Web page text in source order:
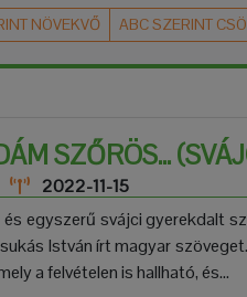
NÖVEKVŐ ABC SZERINT
SZŐRÖS...
2022-11-15
egyszerű svájci gyerekdalt
István írt magyar
a felvételen is hallható, és...